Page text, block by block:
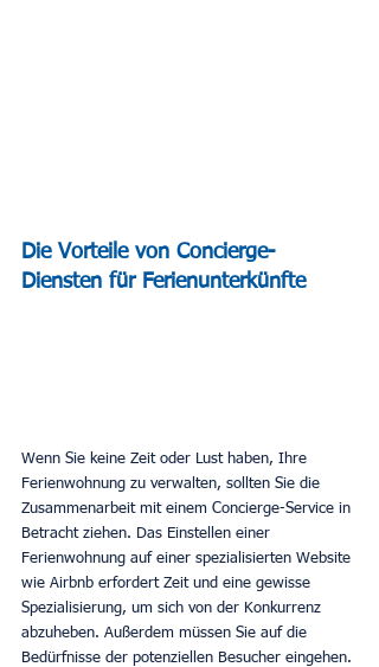
Die Vorteile von Concierge-
Diensten für Ferienunterkünfte
Wenn Sie keine Zeit oder Lust haben, Ihre
Ferienwohnung zu verwalten, sollten Sie die
Zusammenarbeit mit einem Concierge-Service in
Betracht ziehen. Das Einstellen einer
Ferienwohnung auf einer spezialisierten Website
wie Airbnb erfordert Zeit und eine gewisse
Spezialisierung, um sich von der Konkurrenz
abzuheben. Außerdem müssen Sie auf die
Bedürfnisse der potenziellen Besucher eingehen.